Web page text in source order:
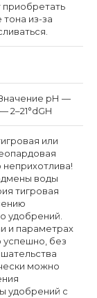
приобретать
из-за
рН —
2–21°dGH
или
воды
тигровая
удобрений.
и параметрах
успешно, без
можно
удобрений c